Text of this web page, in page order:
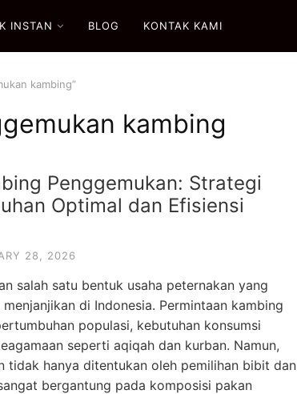
INSTAN BLOG KONTAK KAMI
kambing”
kambing
Penggemukan: Strategi
Optimal dan Efisiensi
28, 2026
salah satu bentuk usaha peternakan yang
di Indonesia. Permintaan kambing
populasi, kebutuhan konsumsi
seperti aqiqah dan kurban. Namun,
tidak hanya ditentukan oleh pemilihan bibit dan
bergantung pada komposisi pakan